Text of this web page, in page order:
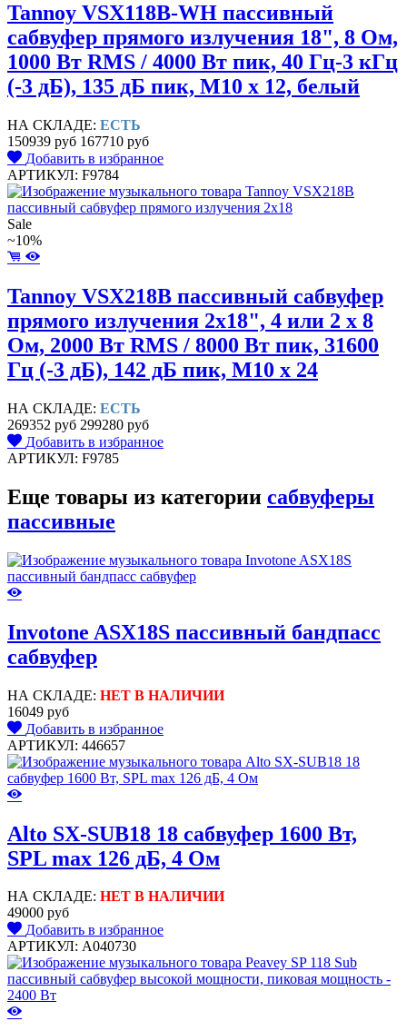
Tannoy VSX118B-WH пассивный
сабвуфер прямого излучения 18", 8 Ом,
1000 Вт RMS / 4000 Вт пик, 40 Гц-3 кГц
(-3 дБ), 135 дБ пик, M10 x 12, белый
НА СКЛАДЕ: ЕСТЬ
150939 руб 167710 руб
Добавить в избранное
АРТИКУЛ: F9784
Sale
~10%
Tannoy VSX218B пассивный сабвуфер
прямого излучения 2x18", 4 или 2 x 8
Ом, 2000 Вт RMS / 8000 Вт пик, 31600
Гц (-3 дБ), 142 дБ пик, M10 x 24
НА СКЛАДЕ: ЕСТЬ
269352 руб 299280 руб
Добавить в избранное
АРТИКУЛ: F9785
Еще товары из категории сабвуферы
пассивные
Invotone ASX18S пассивный бандпасс
сабвуфер
НА СКЛАДЕ: НЕТ В НАЛИЧИИ
16049 руб
Добавить в избранное
АРТИКУЛ: 446657
Alto SX-SUB18 18 сабвуфер 1600 Вт,
SPL max 126 дБ, 4 Ом
НА СКЛАДЕ: НЕТ В НАЛИЧИИ
49000 руб
Добавить в избранное
АРТИКУЛ: A040730